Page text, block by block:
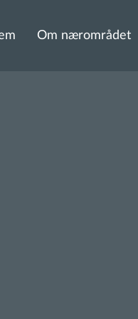
Om nærområdet